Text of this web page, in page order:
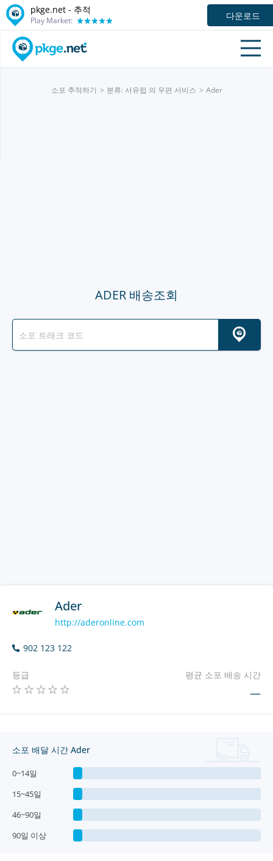
pkge.net - 추적
Play Market: 다운로드
소포 추적하기 분류: 서유럽 의 우편 서비스 Ader
ADER 배송조회
Ader
http://aderonline.com
902 123 122
등급 평균 소포 배송 시간
—
소포 배달 시간 Ader
0~14일
15~45일
46~90일
90일 이상